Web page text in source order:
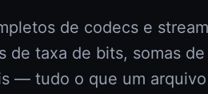
de codecs e
de taxa de bits, somas
— tudo o que um